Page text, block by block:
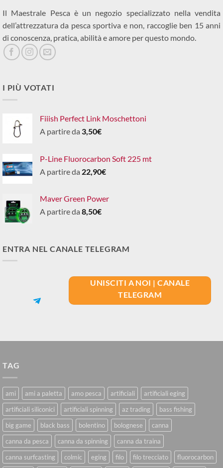
Il Maestrale Pesca è un negozio specializzato nella vendita
dell’attrezzatura da pesca sportiva e non, raccoglie ben 15 anni
di conoscenza, pratica, abilità e amore per questo mondo.
I PIÙ VOTATI
Fiiish Perfect Link Moschettoni
A partire da 3,50€
P-Line Fluorocarbon Soft 225 mt
A partire da 22,90€
Maver Green Power
A partire da 8,50€
ENTRA NEL CANALE TELEGRAM
UNISCITI A NOI | CANALE
TELEGRAM
TAG
ami ami a paletta amo pesca artificiali
artificiali eging
artificiali siliconici
artificiali spinning az trading
bass fishing
big game
black bass bolentino bolognese
canna
canna da pesca
canna da spinning
canna da traina
canna surfcasting
colmic eging filo filo trecciato fluorocarbon